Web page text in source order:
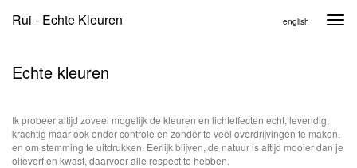
Rui - Echte Kleuren english
Echte kleuren
Ik probeer altijd zoveel mogelijk de kleuren en lichteffecten echt, levendig,
krachtig maar ook onder controle en zonder te veel overdrijvingen te maken,
en om stemming te uitdrukken. Eerlijk blijven, de natuur is altijd mooier dan je
olieverf en kwast, daarvoor alle respect te hebben.